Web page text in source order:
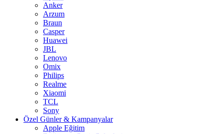
Anker
Arzum
Braun
Casper
Huawei
JBL
Lenovo
Omix
Philips
Realme
Xiaomi
TCL
Sony
Özel Günler & Kampanyalar
Apple Eğitim